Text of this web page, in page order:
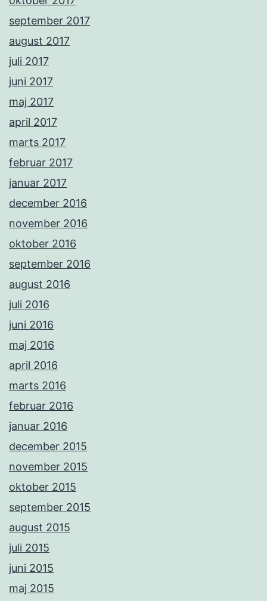
september 2017
august 2017
juli 2017
juni 2017
maj 2017
april 2017
marts 2017
februar 2017
januar 2017
december 2016
november 2016
oktober 2016
september 2016
august 2016
juli 2016
juni 2016
maj 2016
april 2016
marts 2016
februar 2016
januar 2016
december 2015
november 2015
oktober 2015
september 2015
august 2015
juli 2015
juni 2015
maj 2015